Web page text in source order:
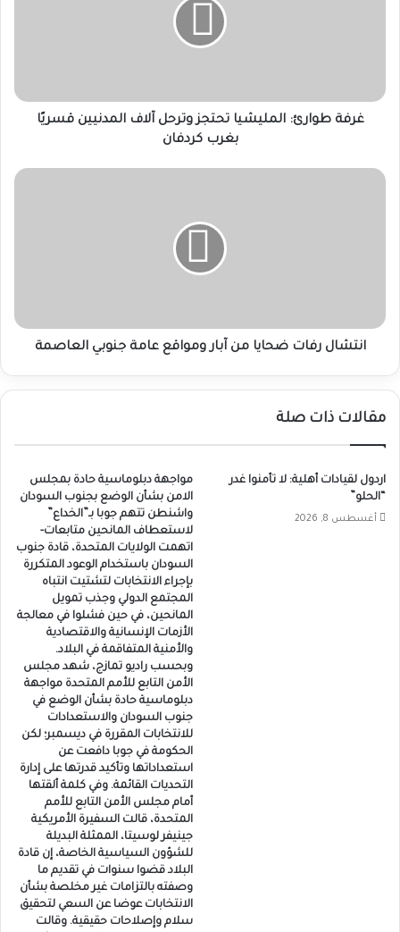
بغرب
كردفانغرفة طوارئ: المليشيا تحتجز وترحل آلاف المدنيين قسريًا
بغرب كردفان
انتشال
العاصمة
انتشال رفات ضحايا من آبار ومواقع عامة جنوبي العاصمة
مقالات ذات صلة
اردول لقيادات أهلية: لا تأمنوا غدر
“الحلو”
أغسطس 8, 2026
مواجهة دبلوماسية حادة بمجلس
الامن بشأن الوضع بجنوب السودان
واشنطن تتهم جوبا بـ”الخداع”
لاستعطاف المانحين متابعات-
اتهمت الولايات المتحدة، قادة جنوب
السودان باستخدام الوعود المتكررة
بإجراء الانتخابات لتشتيت انتباه
المجتمع الدولي وجذب تمويل
المانحين، في حين فشلوا في معالجة
الأزمات الإنسانية والاقتصادية
والأمنية المتفاقمة في البلاد.
وبحسب راديو تمازج، شهد مجلس
الأمن التابع للأمم المتحدة مواجهة
دبلوماسية حادة بشأن الوضع في
جنوب السودان والاستعدادات
للانتخابات المقررة في ديسمبر؛ لكن
الحكومة في جوبا دافعت عن
استعداداتها وتأكيد قدرتها على إدارة
التحديات القائمة. وفي كلمة ألقتها
أمام مجلس الأمن التابع للأمم
المتحدة، قالت السفيرة الأمريكية
جينيفر لوسيتا، الممثلة البديلة
للشؤون السياسية الخاصة، إن قادة
البلاد قضوا سنوات في تقديم ما
وصفته بالتزامات غير مخلصة بشأن
الانتخابات عوضا عن السعي لتحقيق
سلام وإصلاحات حقيقية. وقالت